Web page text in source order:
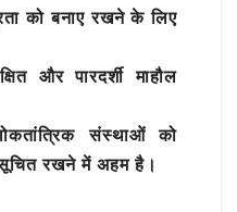
को बनाए रखने के लिए
और पारदर्शी माहौल
संस्थाओं को
रखने में अहम है।